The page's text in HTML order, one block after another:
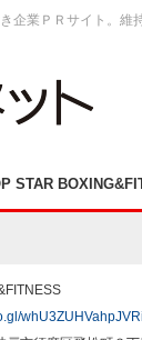
企業ＰＲサイト。
STAR